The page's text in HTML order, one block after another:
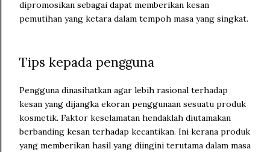
dipromosikan sebagai dapat memberikan kesan
pemutihan yang ketara dalam tempoh masa yang singkat.
Tips kepada pengguna
Pengguna dinasihatkan agar lebih rasional terhadap
kesan yang dijangka ekoran penggunaan sesuatu produk
kosmetik. Faktor keselamatan hendaklah diutamakan
berbanding kesan terhadap kecantikan. Ini kerana produk
yang memberikan hasil yang diingini terutama dalam masa